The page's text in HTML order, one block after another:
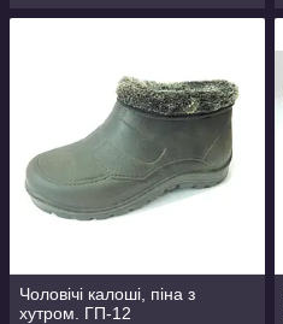
Чоловічі калоші, піна з
хутром. ГП-12